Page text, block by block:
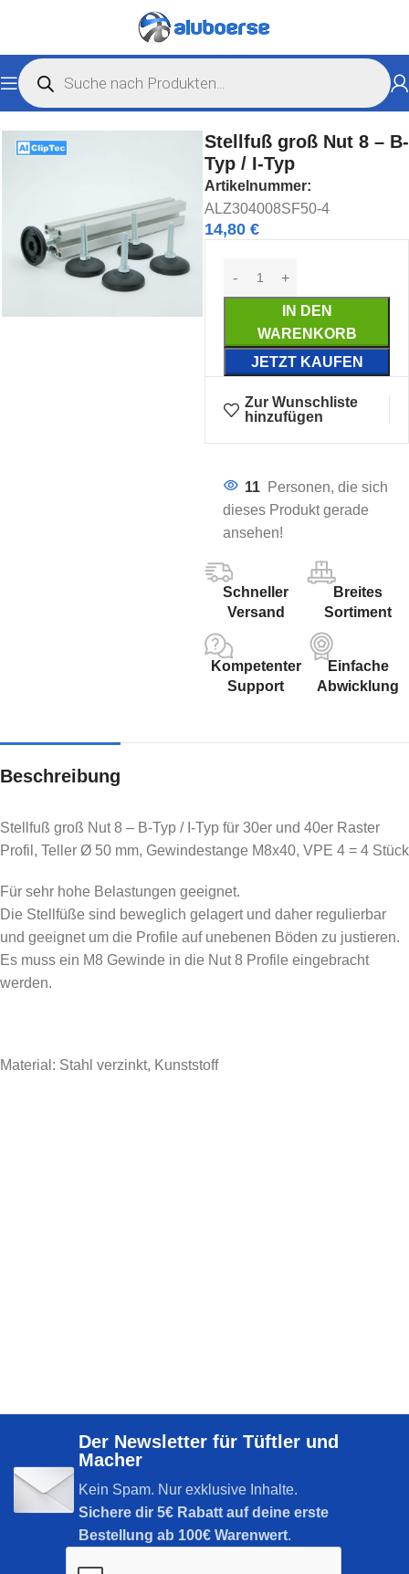
Zubehör B-Typ Nut 8 B-Typ Stellfüße & Rollen Nut 8 B-Typ
Stellfuß groß Nut 8 – B-
Typ / I-Typ
Artikelnummer:
ALZ304008SF50-4
14,80 €
IN DEN
WARENKORB
JETZT KAUFEN
Zur Wunschliste
hinzufügen
11 Personen, die sich
dieses Produkt gerade
ansehen!
Schneller
Versand
Breites
Sortiment
Kompetenter
Support
Einfache
Abwicklung
Beschreibung
Stellfuß groß Nut 8 – B-Typ / I-Typ für 30er und 40er Raster
Profil, Teller Ø 50 mm, Gewindestange M8x40, VPE 4 = 4 Stück
Für sehr hohe Belastungen geeignet.
Die Stellfüße sind beweglich gelagert und daher regulierbar
und geeignet um die Profile auf unebenen Böden zu justieren.
Es muss ein M8 Gewinde in die Nut 8 Profile eingebracht
werden.
Material: Stahl verzinkt, Kunststoff
Der Newsletter für Tüftler und
Macher
Kein Spam. Nur exklusive Inhalte.
Sichere dir 5€ Rabatt auf deine erste
Bestellung ab 100€ Warenwert.